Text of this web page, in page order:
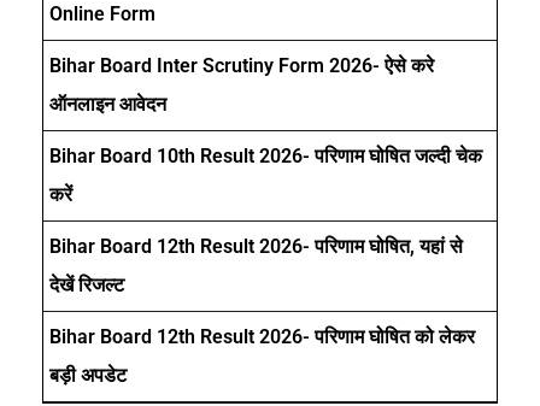
Online Form
Bihar Board Inter Scrutiny Form 2026- ऐसे करे
ऑनलाइन आवेदन
Bihar Board 10th Result 2026- परिणाम घोषित जल्दी चेक
करें
Bihar Board 12th Result 2026- परिणाम घोषित, यहां से
देखें रिजल्ट
Bihar Board 12th Result 2026- परिणाम घोषित को लेकर
बड़ी अपडेट